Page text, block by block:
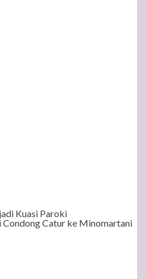
Kuasi Paroki
Catur ke Minomartani